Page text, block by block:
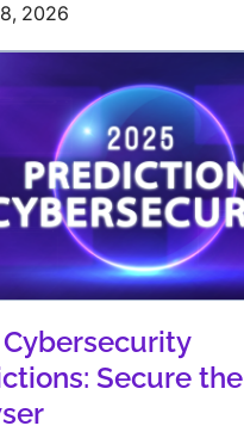
2026
Cybersecurity
Secure the